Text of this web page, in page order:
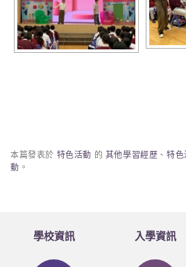
本篇發表於 特色活動 的 其他學習經歷 、特
動 。
學校資訊 入學資訊